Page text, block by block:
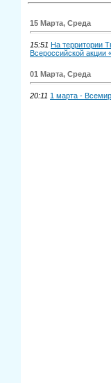
15 Марта, Среда
15:51 На территории
Всероссийской
01 Марта, Среда
20:11 1 марта -